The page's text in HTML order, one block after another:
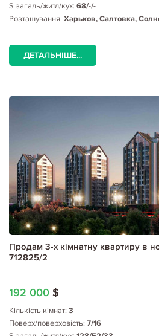
S загаль/житл/кух: 68/-/-
Розташування: Харьков, Салтовка,
ДЕТАЛЬНІШЕ...
Продам 3-х кімнатну квартиру в
712825/2
192 000 $
Кількість кімнат: 3
Поверх/поверховість: 7/16